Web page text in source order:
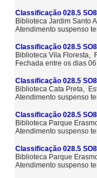
Classificação 028.5
Biblioteca Jardim Santo
Atendimento suspenso
Classificação 028.5
Biblioteca Vila Floresta,
Fechada entre os dias
Classificação 028.5
Biblioteca Cata Preta,
Atendimento suspenso
Classificação 028.5
Biblioteca Parque
Atendimento suspenso
Classificação 028.5
Biblioteca Parque
Atendimento suspenso